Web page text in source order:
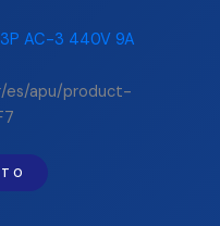
es/apu/product-